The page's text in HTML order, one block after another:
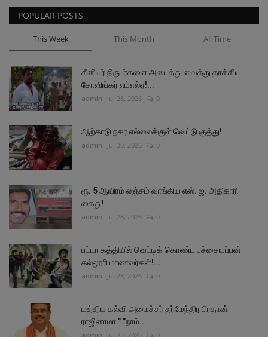
POPULAR POSTS
This Week This Month All Time
சீனியர் நிருபர்களை அடைத்து வைத்து தாக்கிய
சோளிங்கர் எம்எல்ஏ!...
admin Jul 28, 2026 0
ஆற்காடு நகர எல்லைக்குள் வெட்டு குத்து!
admin Jul 30, 2026 0
ரூ. 5 ஆயிரம் லஞ்சம் வாங்கிய எஸ். ஐ. அதிகாரி
கைது!
admin Jul 28, 2026 0
பட்டா கத்தியில் வெட்டிக் கொண்ட பச்சையப்பன்
கல்லூரி மாணவர்கள்!...
admin Jul 28, 2026 0
மத்திய கல்வி அமைச்சர் தர்மேந்திர பிரதான்
ராஜினாமா " "நாம்...
admin Jul 25, 2026 0